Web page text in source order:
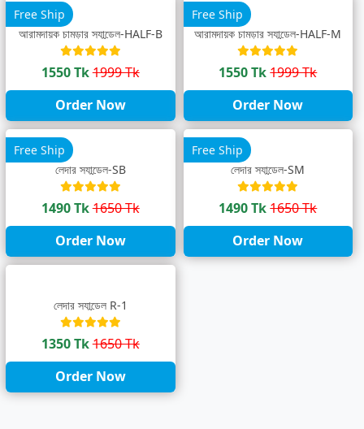
Free Ship
আরামদায়ক চামড়ার স্যান্ডেল-HALF-B
1550 Tk1999 Tk
Order Now
Free Ship
আরামদায়ক চামড়ার স্যান্ডেল-HALF-M
1550 Tk1999 Tk
Order Now
Free Ship
লেদার স্যান্ডেল-SB
1490 Tk1650 Tk
Order Now
Free Ship
লেদার স্যান্ডেল-SM
1490 Tk1650 Tk
Order Now
লেদার স্যান্ডেল R-1
1350 Tk1650 Tk
Order Now